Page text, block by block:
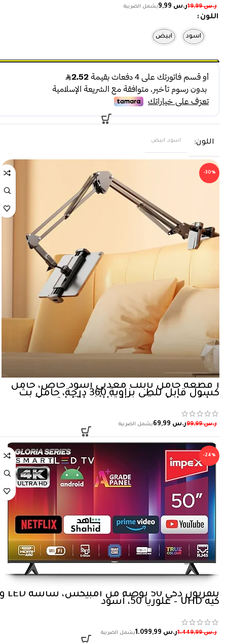
ر.س19,99 ر.س
اللون
اسود ابيض
اللون اسود, ابيض
-30%
1 قطعة حامل تابلت معدني أسود خاص، حامل
كسول قابل للطي بزاوية 360 درجة، حامل بث
مباشر، حامل متعدد الوظائف للتابلت بجانب
السرير لمشاهدة المسلسلات
ر.س99,99 ر.س
-24%
كيه UHD – غلوريا 50، أسود
ر.س1.449,99 ر.س